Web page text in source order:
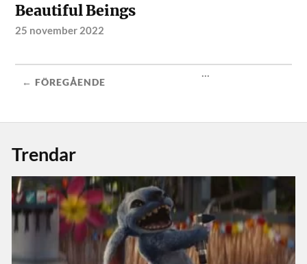
Beautiful Beings
25 november 2022
← FÖREGÅENDE
...
Trendar